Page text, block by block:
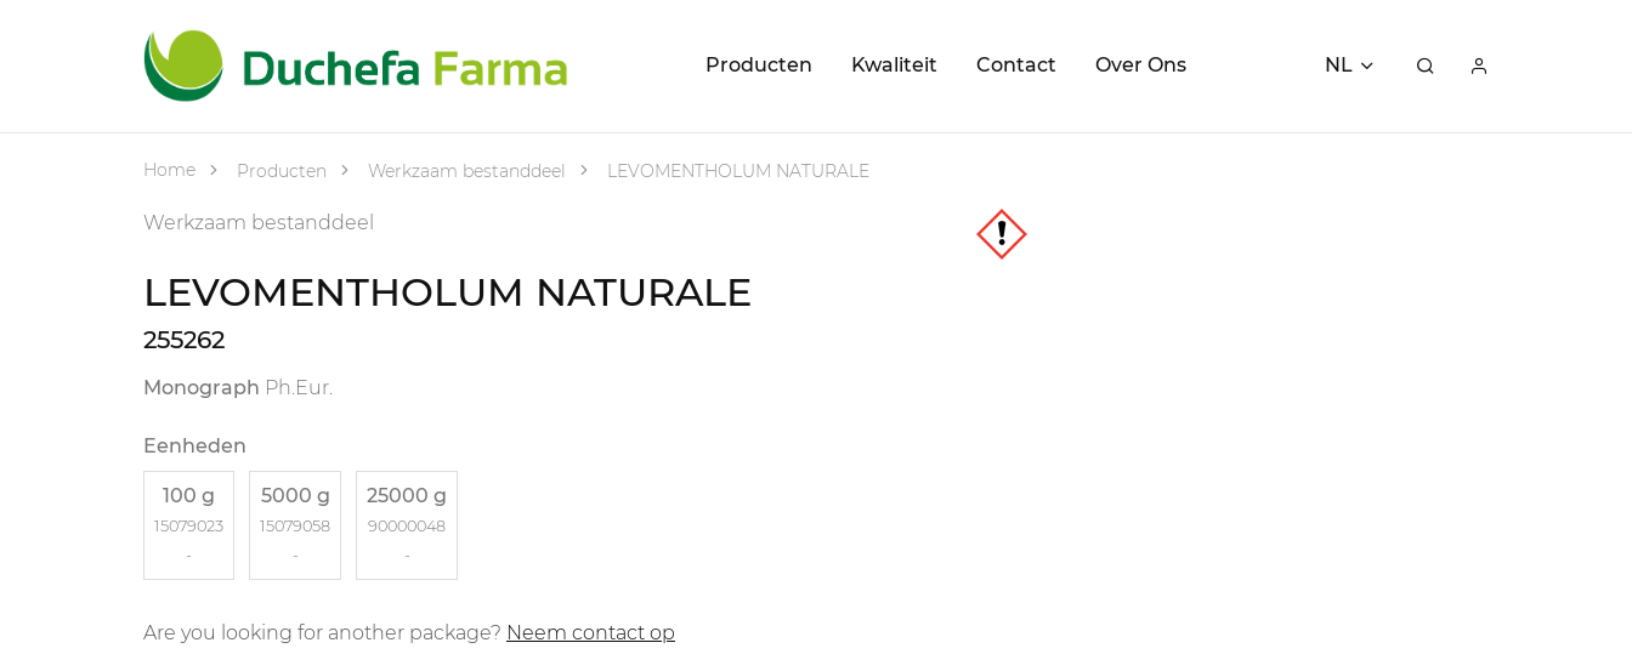
Producten Kwaliteit Contact Over Ons NL
Home Producten Werkzaam bestanddeel LEVOMENTHOLUM NATURALE
Werkzaam bestanddeel
LEVOMENTHOLUM NATURALE
255262
Monograph Ph.Eur.
Eenheden
100 g
15079023
-
5000 g
15079058
-
25000 g
90000048
-
Are you looking for another package? Neem contact op